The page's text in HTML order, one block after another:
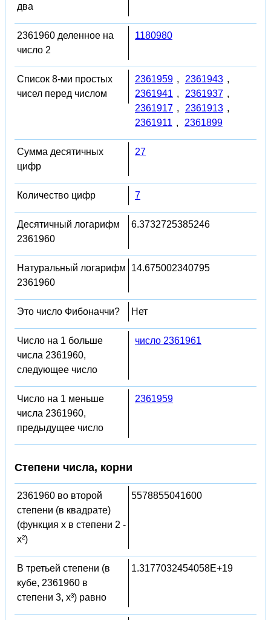
два
2361960 деленное на
число 2
1180980
Список 8-ми простых
чисел перед числом
2361959 , 2361943 ,
2361941 , 2361937 ,
2361917 , 2361913 ,
2361911 , 2361899
Сумма десятичных
цифр
27
Количество цифр 7
Десятичный логарифм
2361960
6.3732725385246
Натуральный логарифм
2361960
14.675002340795
Это число Фибоначчи? Нет
Число на 1 больше
числа 2361960,
следующее число
число 2361961
Число на 1 меньше
числа 2361960,
предыдущее число
2361959
Степени числа, корни
2361960 во второй
степени (в квадрате)
(функция x в степени 2 -
x²)
5578855041600
В третьей степени (в
кубе, 2361960 в
степени 3, x³) равно
1.3177032454058E+19